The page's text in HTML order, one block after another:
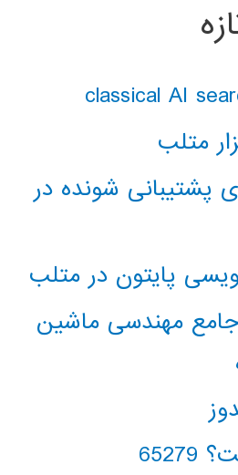
متلب
پشتیبانی شونده در
پایتون در متلب
مهندسی ماشین